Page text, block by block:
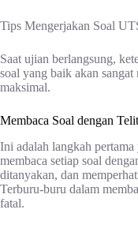
Tips Mengerjakan Soal
Saat ujian berlangsung,
soal yang baik akan
maksimal.
Membaca Soal dengan
Ini adalah langkah
membaca setiap soal
ditanyakan, dan
Terburu-buru dalam
fatal.